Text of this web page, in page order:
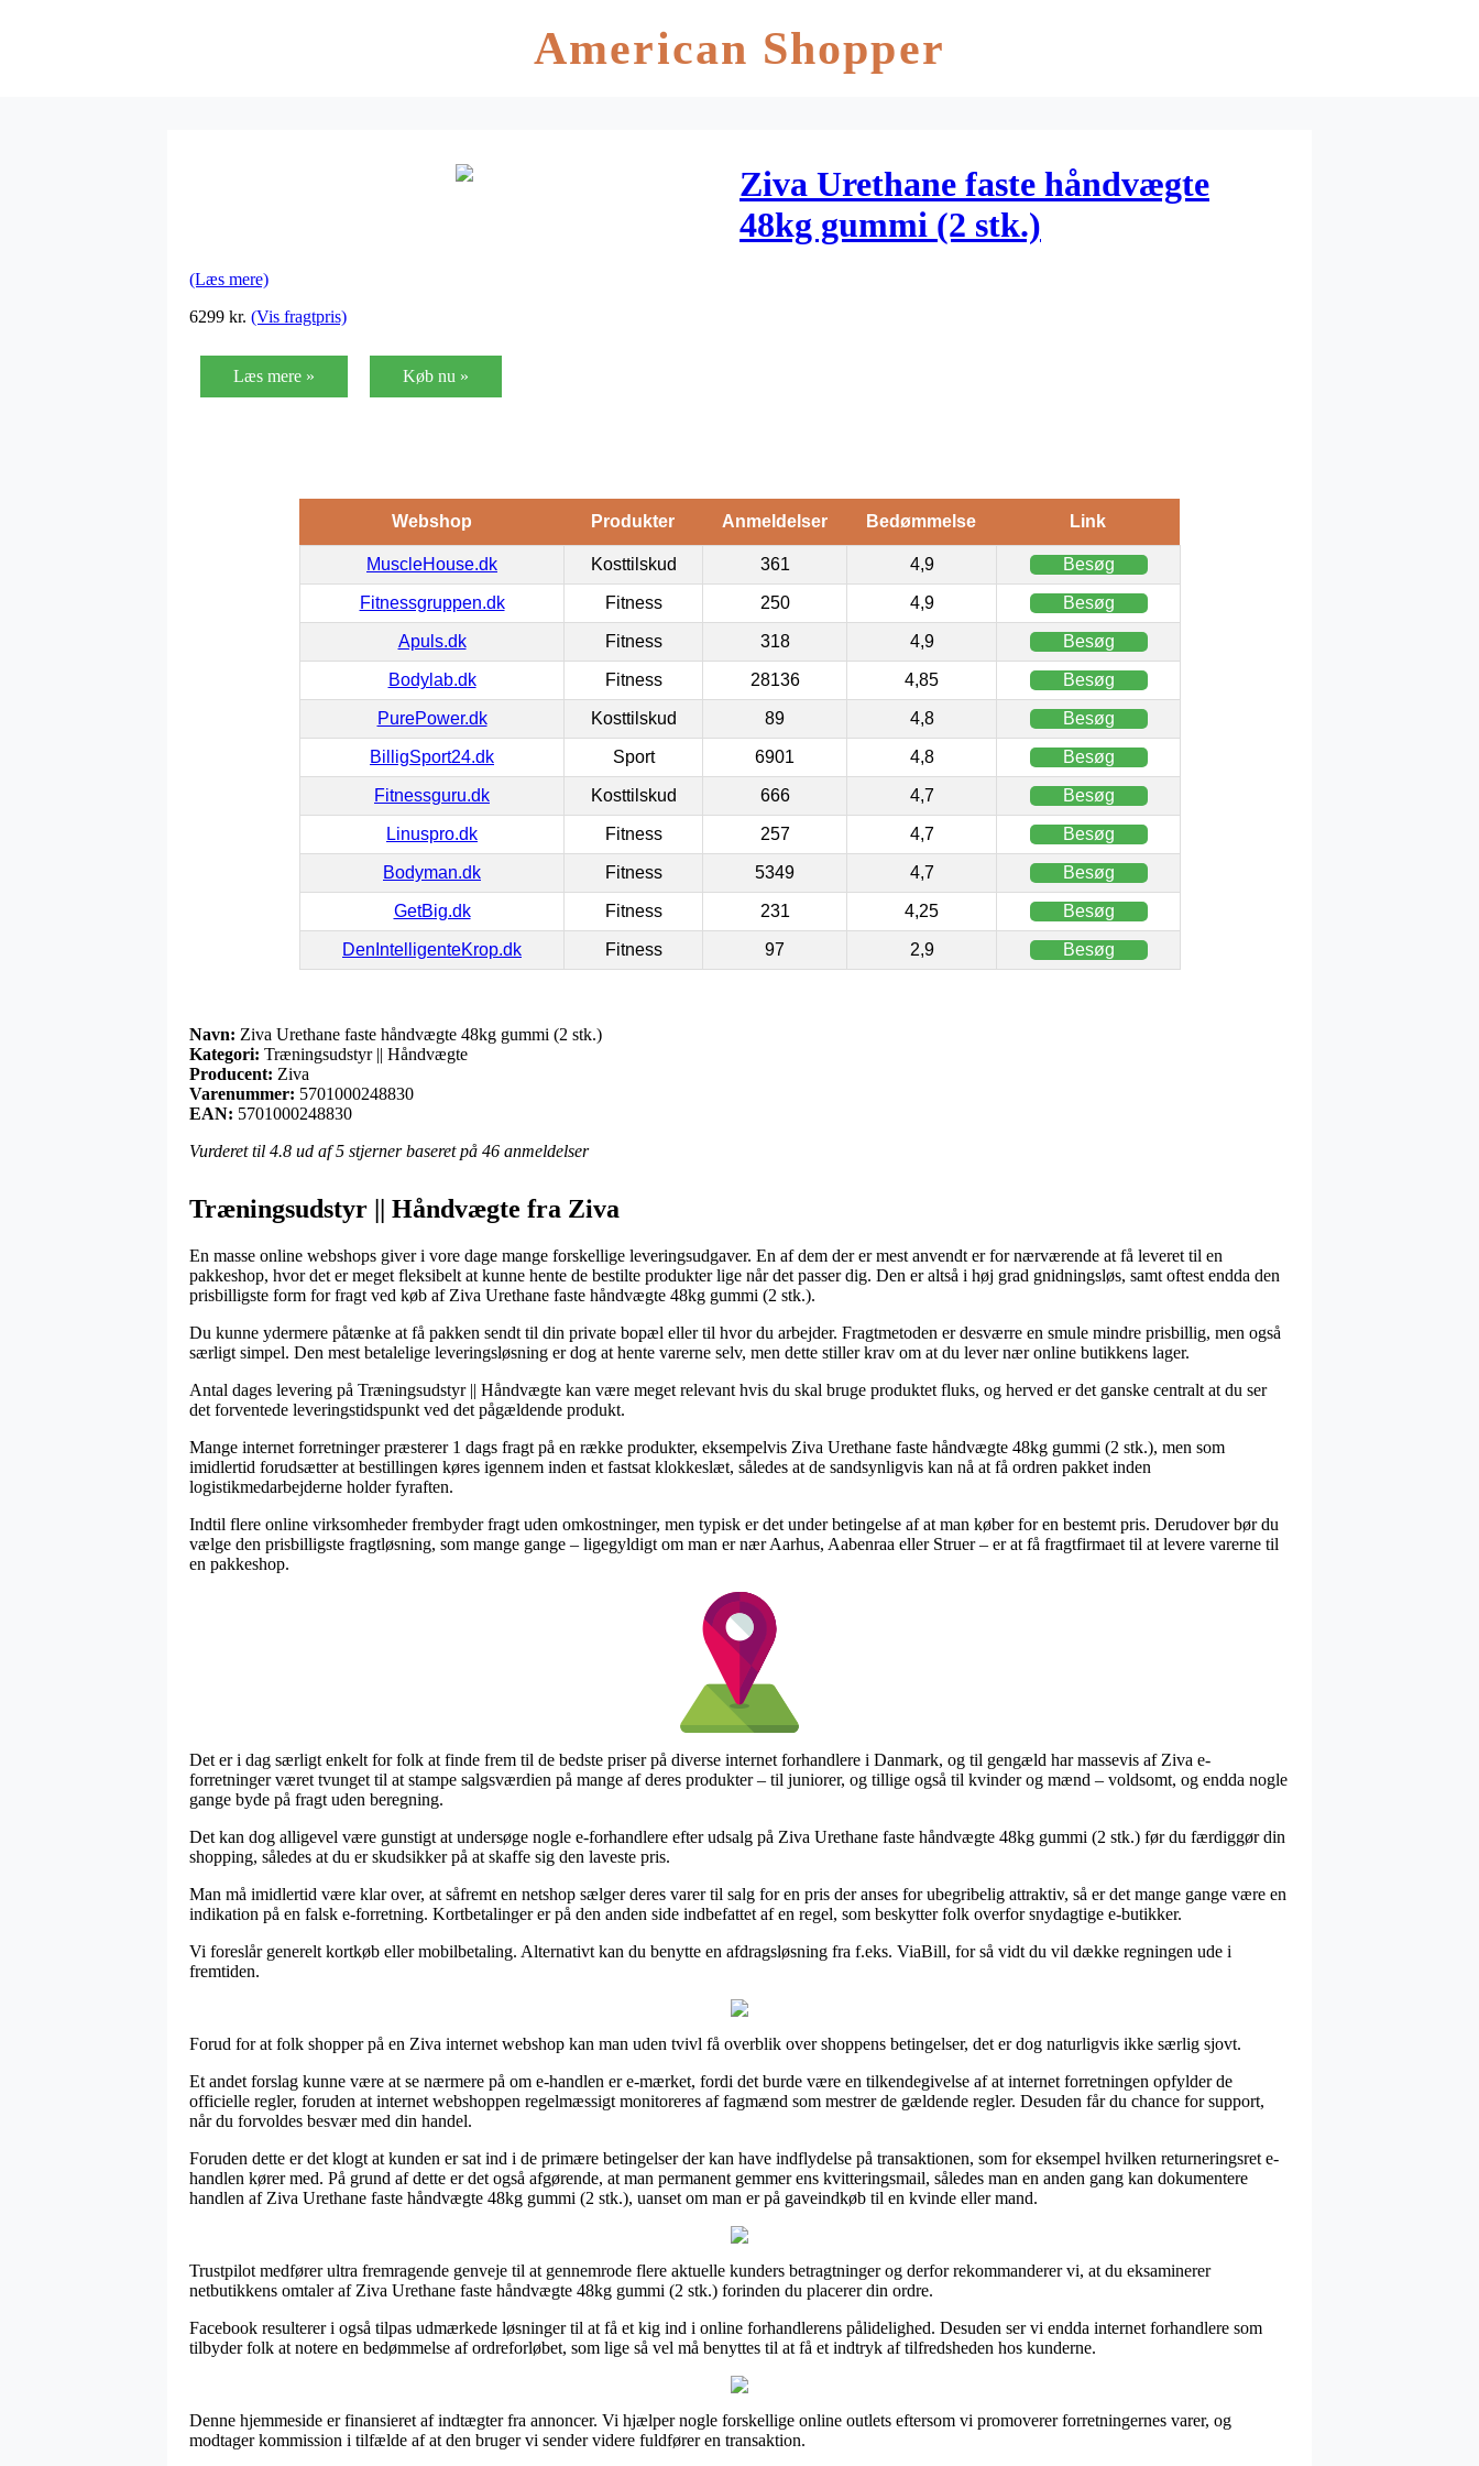
American Shopper
Ziva Urethane faste håndvægte
48kg gummi (2 stk.)
(Læs mere)
6299 kr. (Vis fragtpris)
Læs mere » Køb nu »
Webshop Produkter Anmeldelser Bedømmelse Link
MuscleHouse.dk Kosttilskud 361 4,9 Besøg
Fitnessgruppen.dk Fitness 250 4,9 Besøg
Apuls.dk Fitness 318 4,9 Besøg
Bodylab.dk Fitness 28136 4,85 Besøg
PurePower.dk Kosttilskud 89 4,8 Besøg
BilligSport24.dk Sport 6901 4,8 Besøg
Fitnessguru.dk Kosttilskud 666 4,7 Besøg
Linuspro.dk Fitness 257 4,7 Besøg
Bodyman.dk Fitness 5349 4,7 Besøg
GetBig.dk Fitness 231 4,25 Besøg
DenIntelligenteKrop.dk Fitness 97 2,9 Besøg
Navn: Ziva Urethane faste håndvægte 48kg gummi (2 stk.)
Kategori: Træningsudstyr || Håndvægte
Producent: Ziva
Varenummer: 5701000248830
EAN: 5701000248830
Vurderet til 4.8 ud af 5 stjerner baseret på 46 anmeldelser
Træningsudstyr || Håndvægte fra Ziva
En masse online webshops giver i vore dage mange forskellige leveringsudgaver. En af dem der er mest anvendt er for nærværende at få leveret til en
pakkeshop, hvor det er meget fleksibelt at kunne hente de bestilte produkter lige når det passer dig. Den er altså i høj grad gnidningsløs, samt oftest endda den
prisbilligste form for fragt ved køb af Ziva Urethane faste håndvægte 48kg gummi (2 stk.).
Du kunne ydermere påtænke at få pakken sendt til din private bopæl eller til hvor du arbejder. Fragtmetoden er desværre en smule mindre prisbillig, men også
særligt simpel. Den mest betalelige leveringsløsning er dog at hente varerne selv, men dette stiller krav om at du lever nær online butikkens lager.
Antal dages levering på Træningsudstyr || Håndvægte kan være meget relevant hvis du skal bruge produktet fluks, og herved er det ganske centralt at du ser
det forventede leveringstidspunkt ved det pågældende produkt.
Mange internet forretninger præsterer 1 dags fragt på en række produkter, eksempelvis Ziva Urethane faste håndvægte 48kg gummi (2 stk.), men som
imidlertid forudsætter at bestillingen køres igennem inden et fastsat klokkeslæt, således at de sandsynligvis kan nå at få ordren pakket inden
logistikmedarbejderne holder fyraften.
Indtil flere online virksomheder frembyder fragt uden omkostninger, men typisk er det under betingelse af at man køber for en bestemt pris. Derudover bør du
vælge den prisbilligste fragtløsning, som mange gange – ligegyldigt om man er nær Aarhus, Aabenraa eller Struer – er at få fragtfirmaet til at levere varerne til
en pakkeshop.
Det er i dag særligt enkelt for folk at finde frem til de bedste priser på diverse internet forhandlere i Danmark, og til gengæld har massevis af Ziva e-
forretninger været tvunget til at stampe salgsværdien på mange af deres produkter – til juniorer, og tillige også til kvinder og mænd – voldsomt, og endda nogle
gange byde på fragt uden beregning.
Det kan dog alligevel være gunstigt at undersøge nogle e-forhandlere efter udsalg på Ziva Urethane faste håndvægte 48kg gummi (2 stk.) før du færdiggør din
shopping, således at du er skudsikker på at skaffe sig den laveste pris.
Man må imidlertid være klar over, at såfremt en netshop sælger deres varer til salg for en pris der anses for ubegribelig attraktiv, så er det mange gange være en
indikation på en falsk e-forretning. Kortbetalinger er på den anden side indbefattet af en regel, som beskytter folk overfor snydagtige e-butikker.
Vi foreslår generelt kortkøb eller mobilbetaling. Alternativt kan du benytte en afdragsløsning fra f.eks. ViaBill, for så vidt du vil dække regningen ude i
fremtiden.
Forud for at folk shopper på en Ziva internet webshop kan man uden tvivl få overblik over shoppens betingelser, det er dog naturligvis ikke særlig sjovt.
Et andet forslag kunne være at se nærmere på om e-handlen er e-mærket, fordi det burde være en tilkendegivelse af at internet forretningen opfylder de
officielle regler, foruden at internet webshoppen regelmæssigt monitoreres af fagmænd som mestrer de gældende regler. Desuden får du chance for support,
når du forvoldes besvær med din handel.
Foruden dette er det klogt at kunden er sat ind i de primære betingelser der kan have indflydelse på transaktionen, som for eksempel hvilken returneringsret e-
handlen kører med. På grund af dette er det også afgørende, at man permanent gemmer ens kvitteringsmail, således man en anden gang kan dokumentere
handlen af Ziva Urethane faste håndvægte 48kg gummi (2 stk.), uanset om man er på gaveindkøb til en kvinde eller mand.
Trustpilot medfører ultra fremragende genveje til at gennemrode flere aktuelle kunders betragtninger og derfor rekommanderer vi, at du eksaminerer
netbutikkens omtaler af Ziva Urethane faste håndvægte 48kg gummi (2 stk.) forinden du placerer din ordre.
Facebook resulterer i også tilpas udmærkede løsninger til at få et kig ind i online forhandlerens pålidelighed. Desuden ser vi endda internet forhandlere som
tilbyder folk at notere en bedømmelse af ordreforløbet, som lige så vel må benyttes til at få et indtryk af tilfredsheden hos kunderne.
Denne hjemmeside er finansieret af indtægter fra annoncer. Vi hjælper nogle forskellige online outlets eftersom vi promoverer forretningernes varer, og
modtager kommission i tilfælde af at den bruger vi sender videre fuldfører en transaktion.